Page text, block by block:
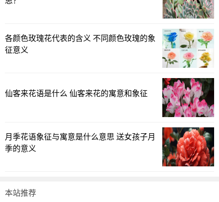
1、 -- 夫妻和睦 --
菩提树是一种生长缓慢、寿命较长的树木，生命力较为顽
强，象征着夫妻之间的感情，会经过较长时间的磨合、熟
悉，最终才能达到和谐、融洽的一面，因此菩提树有着夫妻
2、 -- 智慧觉悟 --
菩提树寓意着智慧觉悟，其属于佛教中的神圣之树，传说
觉悟较高，就能获得好运。
各颜色玫瑰花代表的含义 不同颜色玫瑰的象
征意义
仙客来花语是什么 仙客来花的寓意和象征
月季花语象征与寓意是什么意思 送女孩子月
季的意义
本站推荐